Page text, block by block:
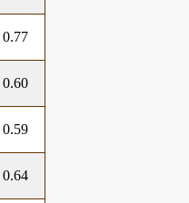
0.77
0.60
0.59
0.64